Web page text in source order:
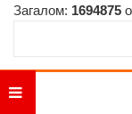
Загалом: 1694875